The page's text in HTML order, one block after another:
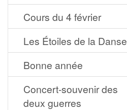
Cours du 4 février
Les Étoiles de la Danse
Bonne année
Concert-souvenir des
deux guerres